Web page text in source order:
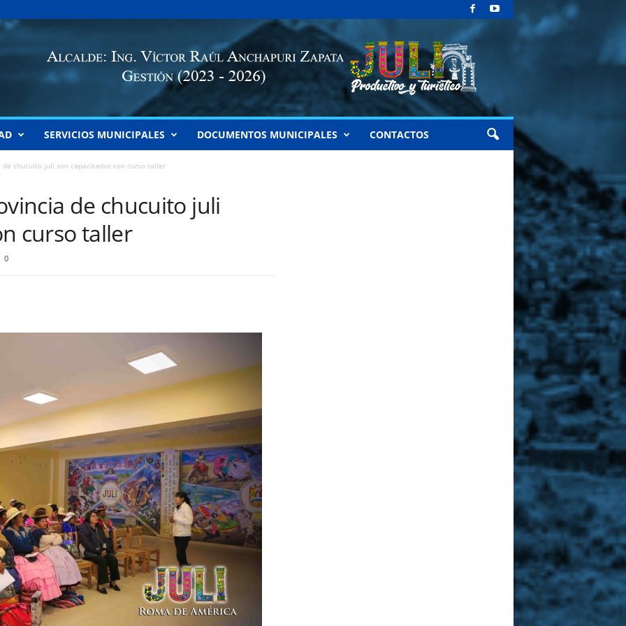
SERVICIOS MUNICIPALES DOCUMENTOS MUNICIPALES CONTACTOS
chucuito juli son capacitados con curso taller
de chucuito juli
curso taller
0